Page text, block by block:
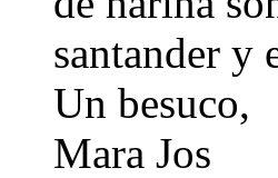
santander y
Un besuco,
Mara Jos